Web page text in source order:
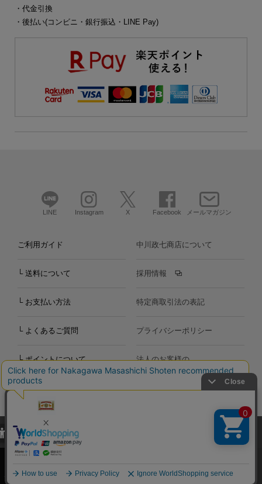
・代金引換
・後払い(コンビニ・銀行振込・LINE Pay)
LINE Instagram X Facebook メールマガジン
ご利用ガイド
└ 送料について
└ お支払い方法
└ よくあるご質問
└ ポイントについて
お問い合わせ
中川政七商店について
採用情報
特定商取引法の表記
プライバシーポリシー
法人のお客様の
お問い合わせ
Copyright©2000-2026
Nakagawa Masashichi Shoten All Rights Reserved.
当サイトでは、当サイト内における閲覧履歴・属性情報などの取得およ
び利便性向上のためにクッキー（Cookie）を使用いたします。詳細に
関しては「プライバシーポリシー
承諾する